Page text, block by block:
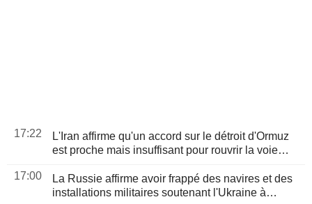
17:22
L'Iran affirme qu'un accord sur le détroit d'Ormuz
est proche mais insuffisant pour rouvrir la voie
17:00
La Russie affirme avoir frappé des navires et des
installations militaires soutenant l'Ukraine à